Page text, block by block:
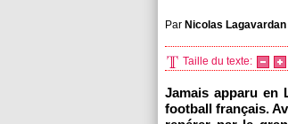
Par Nicolas Lagavardan
Taille du texte:
Jamais apparu en
football français.